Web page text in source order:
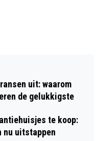
uit: waarom
de gelukkigste
te koop:
nu uitstappen